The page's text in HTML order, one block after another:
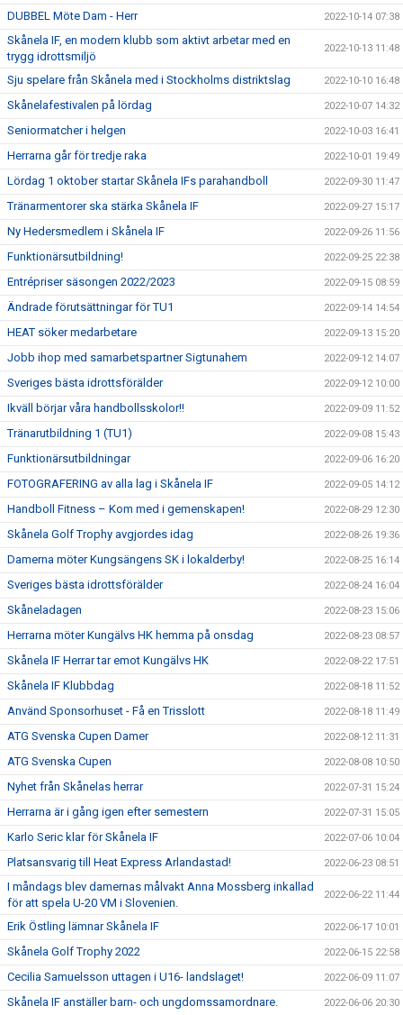
DUBBEL Möte Dam - Herr 2022-10-14 07:38
Skånela IF, en modern klubb som aktivt arbetar med en
trygg idrottsmiljö
2022-10-13 11:48
Sju spelare från Skånela med i Stockholms distriktslag 2022-10-10 16:48
Skånelafestivalen på lördag 2022-10-07 14:32
Seniormatcher i helgen 2022-10-03 16:41
Herrarna går för tredje raka 2022-10-01 19:49
Lördag 1 oktober startar Skånela IFs parahandboll 2022-09-30 11:47
Tränarmentorer ska stärka Skånela IF 2022-09-27 15:17
Ny Hedersmedlem i Skånela IF 2022-09-26 11:56
Funktionärsutbildning! 2022-09-25 22:38
Entrépriser säsongen 2022/2023 2022-09-15 08:59
Ändrade förutsättningar för TU1 2022-09-14 14:54
HEAT söker medarbetare 2022-09-13 15:20
Jobb ihop med samarbetspartner Sigtunahem 2022-09-12 14:07
Sveriges bästa idrottsförälder 2022-09-12 10:00
Ikväll börjar våra handbollsskolor!! 2022-09-09 11:52
Tränarutbildning 1 (TU1) 2022-09-08 15:43
Funktionärsutbildningar 2022-09-06 16:20
FOTOGRAFERING av alla lag i Skånela IF 2022-09-05 14:12
Handboll Fitness – Kom med i gemenskapen! 2022-08-29 12:30
Skånela Golf Trophy avgjordes idag 2022-08-26 19:36
Damerna möter Kungsängens SK i lokalderby! 2022-08-25 16:14
Sveriges bästa idrottsförälder 2022-08-24 16:04
Skåneladagen 2022-08-23 15:06
Herrarna möter Kungälvs HK hemma på onsdag 2022-08-23 08:57
Skånela IF Herrar tar emot Kungälvs HK 2022-08-22 17:51
Skånela IF Klubbdag 2022-08-18 11:52
Använd Sponsorhuset - Få en Trisslott 2022-08-18 11:49
ATG Svenska Cupen Damer 2022-08-12 11:31
ATG Svenska Cupen 2022-08-08 10:50
Nyhet från Skånelas herrar 2022-07-31 15:24
Herrarna är i gång igen efter semestern 2022-07-31 15:05
Karlo Seric klar för Skånela IF 2022-07-06 10:04
Platsansvarig till Heat Express Arlandastad! 2022-06-23 08:51
I måndags blev damernas målvakt Anna Mossberg inkallad
för att spela U-20 VM i Slovenien.
2022-06-22 11:44
Erik Östling lämnar Skånela IF 2022-06-17 10:01
Skånela Golf Trophy 2022 2022-06-15 22:58
Cecilia Samuelsson uttagen i U16- landslaget! 2022-06-09 11:07
Skånela IF anställer barn- och ungdomssamordnare. 2022-06-06 20:30